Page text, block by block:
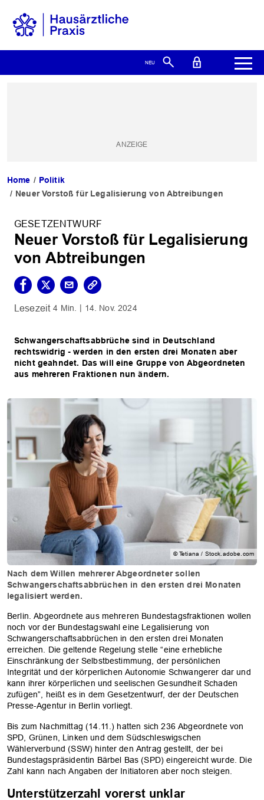
Home
Politik
Neuer Vorstoß für Legalisierung von Abtreibungen
GESETZENTWURF
Neuer Vorstoß für Legalisierung
von Abtreibungen
4 Min. 14. Nov. 2024
Schwangerschaftsabbrüche sind in Deutschland
rechtswidrig - werden in den ersten drei Monaten aber
nicht geahndet. Das will eine Gruppe von Abgeordneten
aus mehreren Fraktionen nun ändern.
© Tetiana / Stock.adobe.com
Nach dem Willen mehrerer Abgeordneter sollen
Schwangerschaftsabbrüchen in den ersten drei Monaten
legalisiert werden.
Berlin. Abgeordnete aus mehreren Bundestagsfraktionen wollen
noch vor der Bundestagswahl eine Legalisierung von
Schwangerschaftsabbrüchen in den ersten drei Monaten
erreichen. Die geltende Regelung stelle “eine erhebliche
Einschränkung der Selbstbestimmung, der persönlichen
Integrität und der körperlichen Autonomie Schwangerer dar und
kann ihrer körperlichen und seelischen Gesundheit Schaden
zufügen”, heißt es in dem Gesetzentwurf, der der Deutschen
Presse-Agentur in Berlin vorliegt.
Bis zum Nachmittag (14.11.) hatten sich 236 Abgeordnete von
SPD, Grünen, Linken und dem Südschleswigschen
Wählerverbund (SSW) hinter den Antrag gestellt, der bei
Bundestagspräsidentin Bärbel Bas (SPD) eingereicht wurde. Die
Zahl kann nach Angaben der Initiatoren aber noch steigen.
Unterstützerzahl vorerst unklar